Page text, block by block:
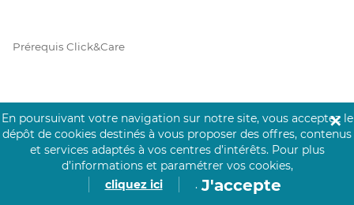
Prérequis Click&Care
Vie Privée
En poursuivant votre navigation sur notre site, vous acceptez le
dépôt de cookies destinés à vous proposer des offres, contenus
et services adaptés à vos centres d’intérêts. Pour plus
d’informations et paramétrer vos cookies,
cliquez ici
. J'accepte
✕